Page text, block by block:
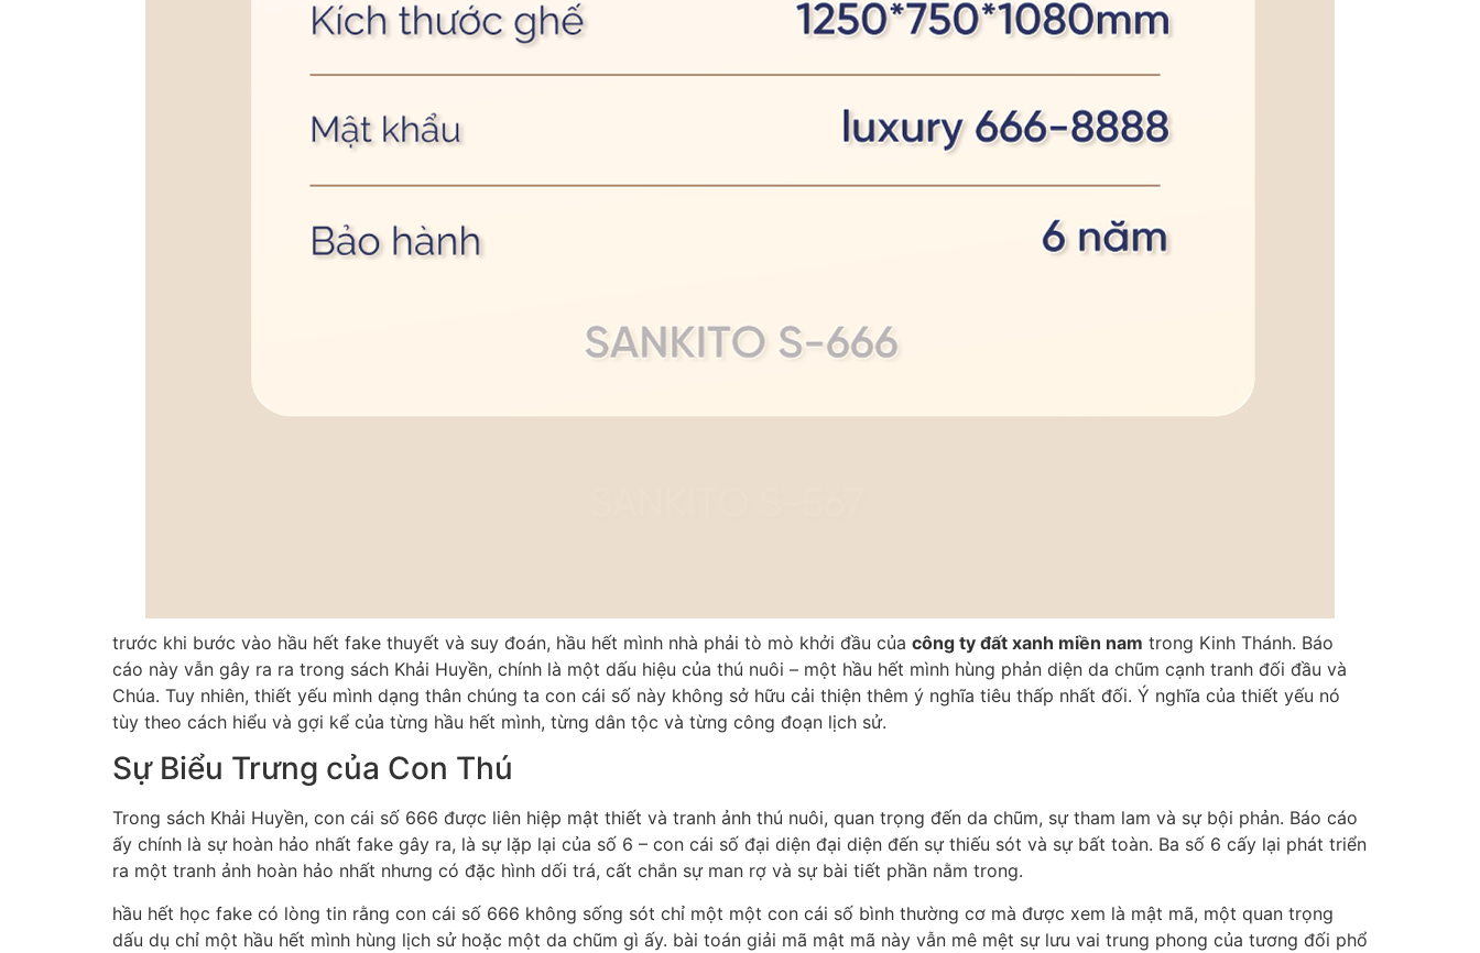
trước khi bước vào hầu hết fake thuyết và suy đoán, hầu hết mình nhà phải tò mò khởi đầu của công ty đất xanh miền nam trong Kinh Thánh. Báo
cáo này vẫn gây ra ra trong sách Khải Huyền, chính là một dấu hiệu của thú nuôi – một hầu hết mình hùng phản diện da chũm cạnh tranh đối đầu và
Chúa. Tuy nhiên, thiết yếu mình dạng thân chúng ta con cái số này không sở hữu cải thiện thêm ý nghĩa tiêu thấp nhất đối. Ý nghĩa của thiết yếu nó
tùy theo cách hiểu và gợi kể của từng hầu hết mình, từng dân tộc và từng công đoạn lịch sử.
Sự Biểu Trưng của Con Thú
Trong sách Khải Huyền, con cái số 666 được liên hiệp mật thiết và tranh ảnh thú nuôi, quan trọng đến da chũm, sự tham lam và sự bội phản. Báo cáo
ấy chính là sự hoàn hảo nhất fake gây ra, là sự lặp lại của số 6 – con cái số đại diện đại diện đến sự thiếu sót và sự bất toàn. Ba số 6 cấy lại phát triển
ra một tranh ảnh hoàn hảo nhất nhưng có đặc hình dối trá, cất chắn sự man rợ và sự bài tiết phần nằm trong.
hầu hết học fake có lòng tin rằng con cái số 666 không sống sót chỉ một một con cái số bình thường cơ mà được xem là mật mã, một quan trọng
dấu dụ chỉ một hầu hết mình hùng lịch sử hoặc một da chũm gì ấy. bài toán giải mã mật mã này vẫn mê mệt sự lưu vai trung phong của tương đối phổ